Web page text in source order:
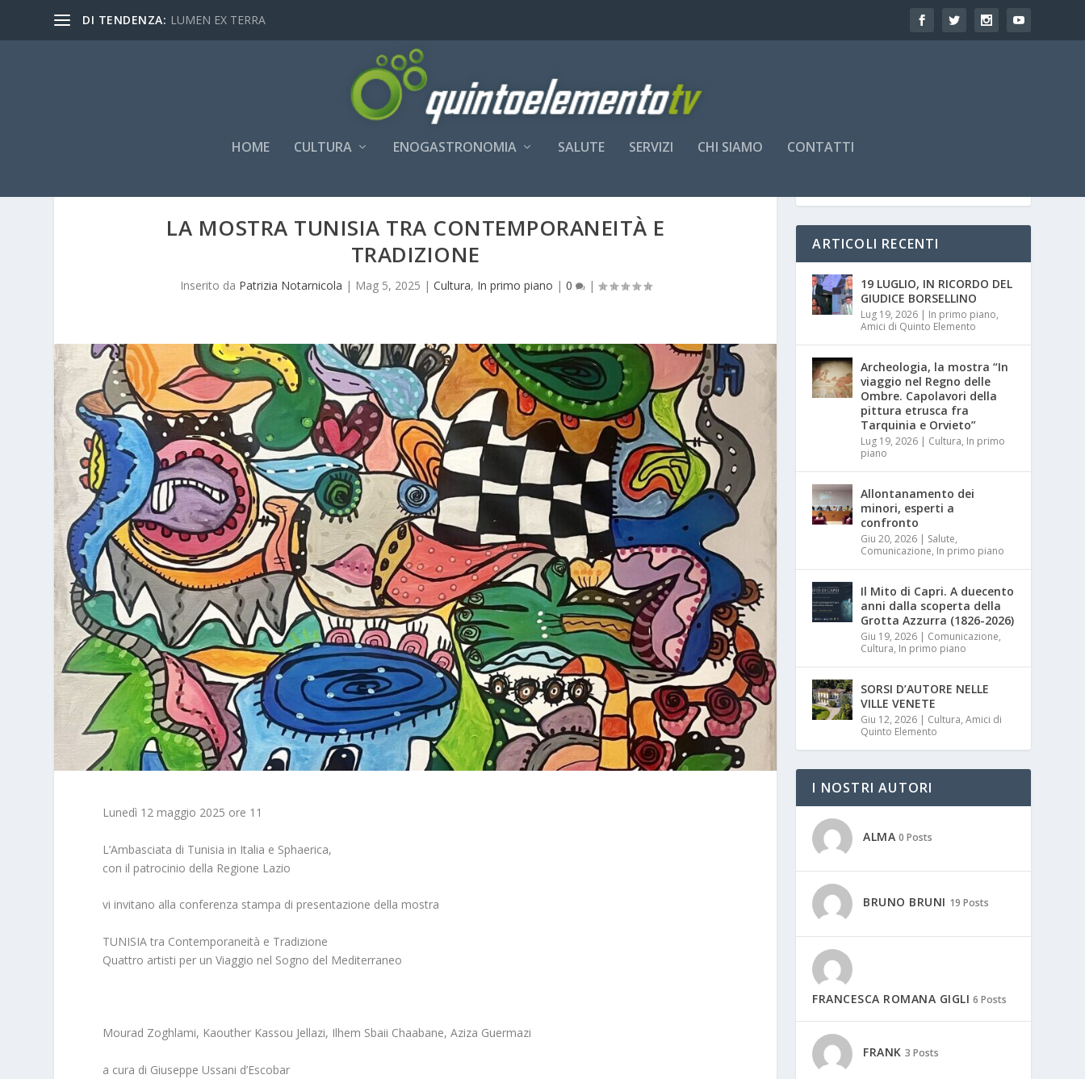
DI TENDENZA: LUMEN EX TERRA
HOME CULTURA ENOGASTRONOMIA SALUTE SERVIZI CHI SIAMO CONTATTI
LA MOSTRA TUNISIA TRA CONTEMPORANEITÀ E
TRADIZIONE
Inserito da Patrizia Notarnicola | Mag 5, 2025 | Cultura, In primo piano | 0 |
Lunedì 12 maggio 2025 ore 11
L’Ambasciata di Tunisia in Italia e Sphaerica,
con il patrocinio della Regione Lazio
vi invitano alla conferenza stampa di presentazione della mostra
TUNISIA tra Contemporaneità e Tradizione
Quattro artisti per un Viaggio nel Sogno del Mediterraneo
Mourad Zoghlami, Kaouther Kassou Jellazi, Ilhem Sbaii Chaabane, Aziza Guermazi
a cura di Giuseppe Ussani d’Escobar
ARTICOLI RECENTI
19 LUGLIO, IN RICORDO DEL
GIUDICE BORSELLINO
Lug 19, 2026 | In primo piano,
Amici di Quinto Elemento
Archeologia, la mostra “In
viaggio nel Regno delle
Ombre. Capolavori della
pittura etrusca fra
Tarquinia e Orvieto”
Lug 19, 2026 | Cultura, In primo
piano
Allontanamento dei
minori, esperti a
confronto
Giu 20, 2026 | Salute,
Comunicazione, In primo piano
Il Mito di Capri. A duecento
anni dalla scoperta della
Grotta Azzurra (1826-2026)
Giu 19, 2026 | Comunicazione,
Cultura, In primo piano
SORSI D’AUTORE NELLE
VILLE VENETE
Giu 12, 2026 | Cultura,Amici di
Quinto Elemento
I NOSTRI AUTORI
ALMA 0 Posts
BRUNO BRUNI 19 Posts
FRANCESCA ROMANA GIGLI 6 Posts
FRANK 3 Posts